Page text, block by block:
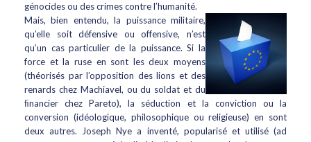
génocides ou des crimes contre l’humanité.
Mais, bien entendu, la puissance militaire,
qu’elle soit défensive ou offensive, n’est
qu’un cas particulier de la puissance. Si la
force et la ruse en sont les deux moyens
(théorisés par l’opposition des lions et des
renards chez Machiavel, ou du soldat et du
ﬁnancier chez Pareto), la séduction et la conviction ou la
conversion (idéologique, philosophique ou religieuse) en sont
deux autres. Joseph Nye a inventé, popularisé et utilisé (ad